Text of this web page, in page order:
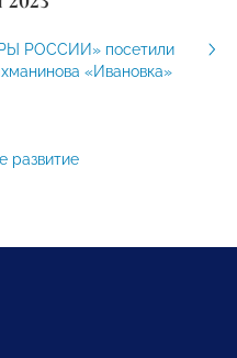
РОССИИ» посетили
«Ивановка»
развитие